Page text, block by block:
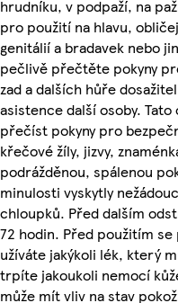
hrudníku, v podpaží, na
pro použití na hlavu,
genitálií a bradavek nebo
pečlivě přečtěte pokyny
zad a dalších hůře
asistence další osoby.
přečíst pokyny pro
křečové žíly, jizvy,
podrážděnou, spálenou
minulosti vyskytly
chloupků. Před dalším
72 hodin. Před použitím
užíváte jakýkoli lék, který
trpíte jakoukoli nemocí
může mít vliv na stav